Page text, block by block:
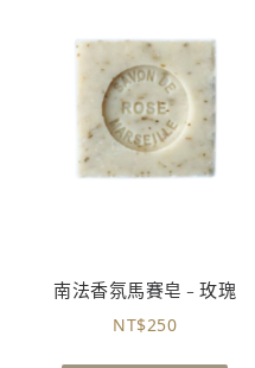
南法香氛馬賽皂 – 玫瑰
NT$250